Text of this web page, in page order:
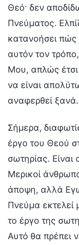
Θεό· δεν
Πνεύματος.
κατανοήσει πώς
αυτόν τον
Μου, απλώς έτσι
να είναι
αναφερθεί ξανά.
Σήμερα,
έργο του Θεού
σωτηρίας.
Μερικοί
άποψη, αλλά Εγώ
Πνεύμα εκτελεί
το έργο της
Αυτό θα πρέπει